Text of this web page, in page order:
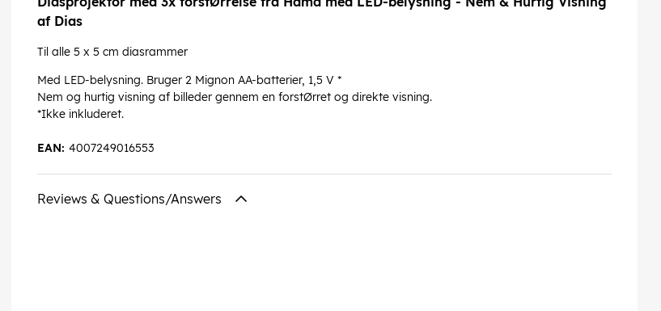
af Dias
Til alle 5 x 5 cm diasrammer
Med LED-belysning. Bruger 2 Mignon AA-batterier, 1,5 V *
Nem og hurtig visning af billeder gennem en forstØrret og direkte visning.
*Ikke inkluderet.
4007249016553
EAN:
Reviews & Questions/Answers